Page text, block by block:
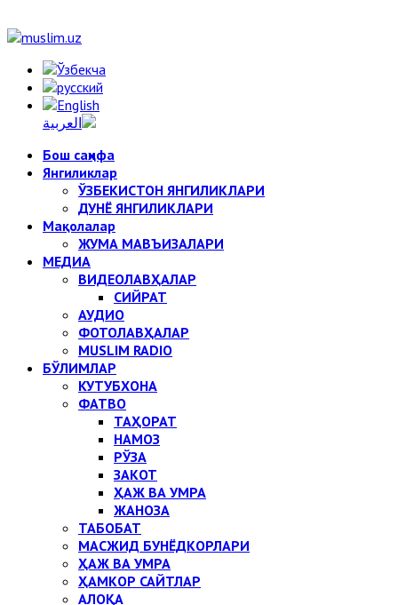
Бош саҳифа
Янгиликлар
ЎЗБЕКИСТОН ЯНГИЛИКЛАРИ
ДУНЁ ЯНГИЛИКЛАРИ
Мақолалар
ЖУМА МАВЪИЗАЛАРИ
МЕДИА
ВИДЕОЛАВҲАЛАР
СИЙРАТ
АУДИО
ФОТОЛАВҲАЛАР
MUSLIM RADIO
БЎЛИМЛАР
КУТУБХОНА
ФАТВО
ТАҲОРАТ
НАМОЗ
РЎЗА
ЗАКОТ
ҲАЖ ВА УМРА
ЖАНОЗА
ТАБОБАТ
МАСЖИД БУНЁДКОРЛАРИ
ҲАЖ ВА УМРА
ҲАМКОР САЙТЛАР
АЛОҚА